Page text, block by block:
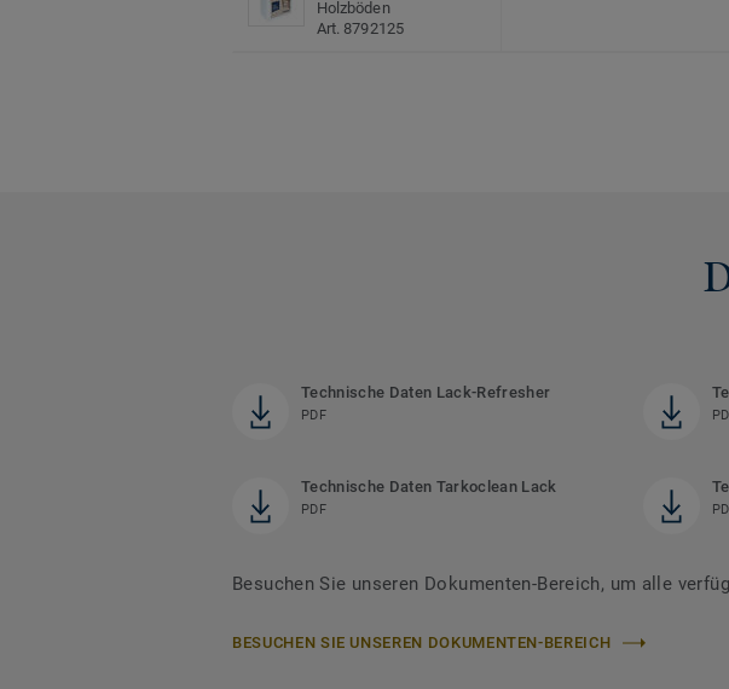
Holzböden
Art. 8792125
Technische Daten Lack-Refresher
PDF
Technische Daten Tarkoclean Lack
PDF
Besuchen Sie unseren Dokumenten-Bereich, um alle
BESUCHEN SIE UNSEREN DOKUMENTEN-BEREICH